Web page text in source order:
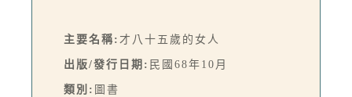
主要名稱: 才八十五歲的女人
出版/發行日期: 民國68年10月
類別: 圖書